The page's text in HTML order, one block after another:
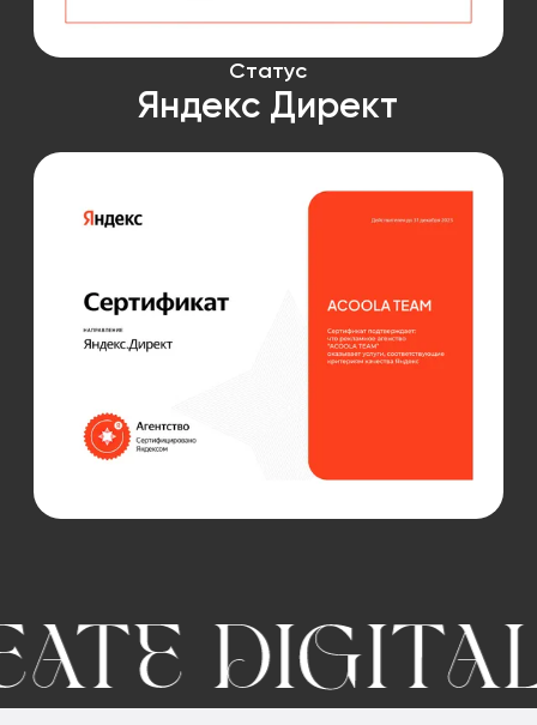
Статус
Яндекс Директ